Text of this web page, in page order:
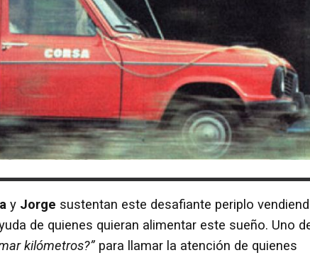
y Jorge sustentan este desafiante periplo
de quienes quieran alimentar este sueño. Uno
kilómetros?” para llamar la atención de quienes